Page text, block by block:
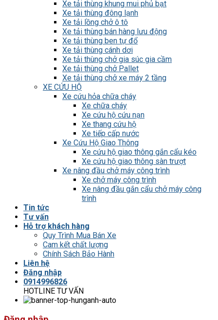
Xe tải thùng khung mui phủ bạt
Xe tải thùng đông lạnh
Xe tải lồng chở ô tô
Xe tải thùng bán hàng lưu động
Xe tải thùng ben tự đổ
Xe tải thùng cánh dơi
Xe tải thùng chở gia súc gia cầm
Xe tải thùng chở Pallet
Xe tải thùng chở xe máy 2 tầng
XE CỨU HỘ
Xe cứu hỏa chữa cháy
Xe chữa cháy
Xe cứu hộ cứu nạn
Xe thang cứu hộ
Xe tiếp cấp nước
Xe Cứu Hộ Giao Thông
Xe cứu hộ giao thông gắn cẩu kéo
Xe cứu hộ giao thông sàn trượt
Xe nâng đầu chở máy công trình
Xe chở máy công trình
Xe nâng đầu gắn cẩu chở máy công
trình
Tin tức
Tư vấn
Hỗ trợ khách hàng
Quy Trình Mua Bán Xe
Cam kết chất lượng
Chính Sách Bảo Hành
Liên hệ
Đăng nhập
0914996826
HOTLINE TƯ VẤN